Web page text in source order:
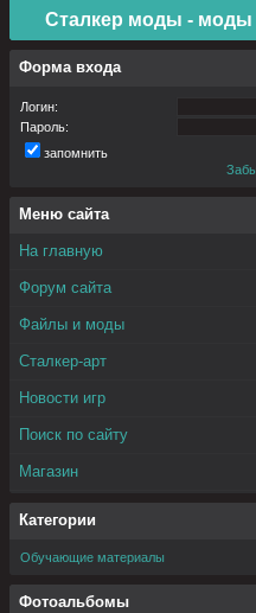
Сталкер моды - моды
Форма входа
Логин:
Пароль:
запомнить
Меню сайта
На главную
Форум сайта
Файлы и моды
Сталкер-арт
Новости игр
Поиск по сайту
Магазин
Категории
Обучающие материалы
Фотоальбомы